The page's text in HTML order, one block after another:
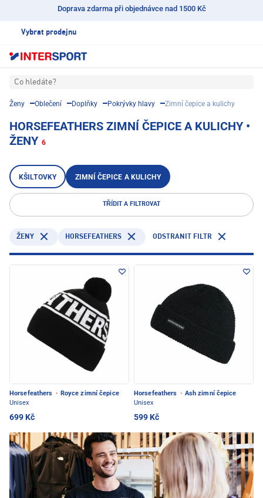
Doprava zdarma při objednávce nad 1500 Kč
Vybrat prodejnu
Co hledáte?
Ženy Oblečení Doplňky Pokrývky hlavy Zimní čepice a kulichy
HORSEFEATHERS ZIMNÍ ČEPICE A KULICHY •
ŽENY 6
KŠILTOVKY ZIMNÍ ČEPICE A KULICHY
TŘÍDIT A FILTROVAT
ŽENY HORSEFEATHERS ODSTRANIT FILTR
Horsefeathers · Royce zimní čepice
Unisex
699 Kč
Horsefeathers · Ash zimní čepice
Unisex
599 Kč